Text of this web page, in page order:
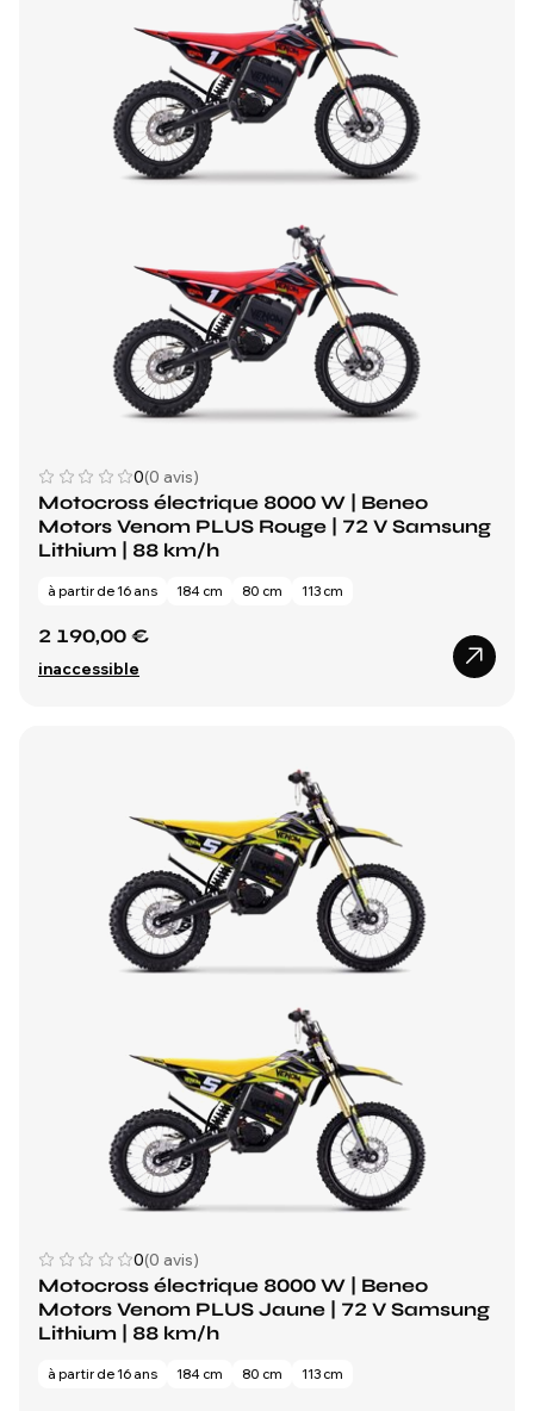
0(0 avis)
Motocross électrique 8000 W | Beneo
Motors Venom PLUS Rouge | 72 V Samsung
Lithium | 88 km/h
à partir de 16 ans 184 cm 80 cm 113 cm
2 190,00 €
inaccessible
0(0 avis)
Motocross électrique 8000 W | Beneo
Motors Venom PLUS Jaune | 72 V Samsung
Lithium | 88 km/h
à partir de 16 ans 184 cm 80 cm 113 cm